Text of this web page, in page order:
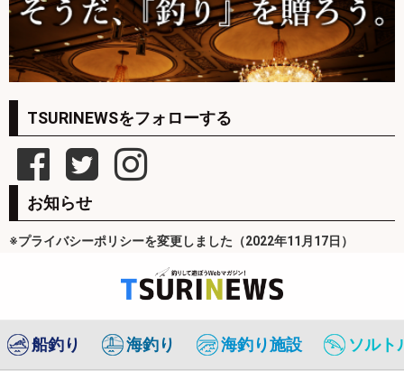
TSURINEWSをフォローする
お知らせ
※プライバシーポリシーを変更しました（2022年11月17日）
船釣り 海釣り 海釣り施設 ソルト